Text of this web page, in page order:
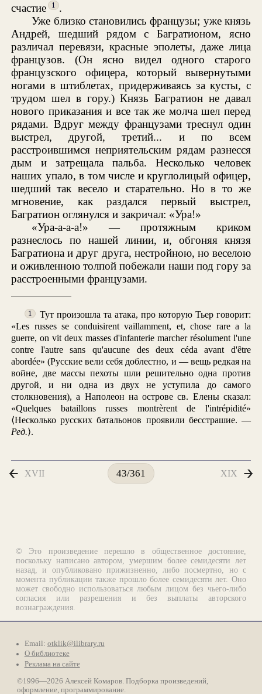
счастие
1 .
Уже близко становились французы; уже князь
Андрей, шедший рядом с Багратионом, ясно
различал перевязи, красные эполеты, даже лица
французов. (Он ясно видел одного старого
французского офицера, который вывернутыми
ногами в штиблетах, придерживаясь за кусты, с
трудом шел в гору.) Князь Багратион не давал
нового приказания и все так же молча шел перед
рядами. Вдруг между французами треснул один
выстрел, другой, третий... и по всем
расстроившимся неприятельским рядам разнесся
дым и затрещала пальба. Несколько человек
наших упало, в том числе и круглолицый офицер,
шедший так весело и старательно. Но в то же
мгновение, как раздался первый выстрел,
Багратион оглянулся и закричал: «Ура!»
«Ура-а-а-а!» — протяжным криком
разнеслось по нашей линии, и, обгоняя князя
Багратиона и друг друга, нестройною, но веселою
и оживленною толпой побежали наши под гору за
расстроенными французами.
1
Тут произошла та атака, про которую Тьер говорит:
«Les russes se conduisirent vaillamment, et, chose rare a la
guerre, on vit deux masses d'infanterie marcher résolument l'une
contre l'autre sans qu'aucune des deux céda avant d'être
abordée» (Русские вели себя доблестно, и — вещь редкая на
войне, две массы пехоты шли решительно одна против
другой, и ни одна из двух не уступила до самого
столкновения), а Наполеон на острове св. Елены сказал:
«Quelques bataillons russes montrèrent de l'intrépidité»
⟨Несколько русских батальонов проявили бесстрашие. —
Ред.⟩.
XVII 43/361 XIX
© Это произведение перешло в общественное достояние,
поскольку написано автором, умершим более семидесяти лет
назад, и опубликовано прижизненно, либо посмертно, но с
момента публикации также прошло более семидесяти лет. Оно
может свободно использоваться любым лицом без чьего-либо
согласия или разрешения и без выплаты авторского
вознаграждения.
Email: otklik@ilibrary.ru
О библиотеке
Реклама на сайте
©1996—2026 Алексей Комаров. Подборка произведений,
оформление, программирование.